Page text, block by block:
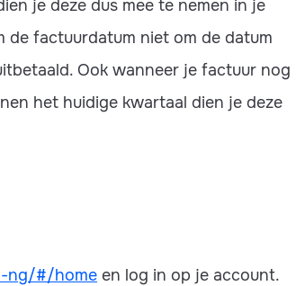
je deze dus mee te nemen in je
de factuurdatum niet om de datum
Ook wanneer je factuur nog
het huidige kwartaal dien je deze
ng/#/home en log in op je account.